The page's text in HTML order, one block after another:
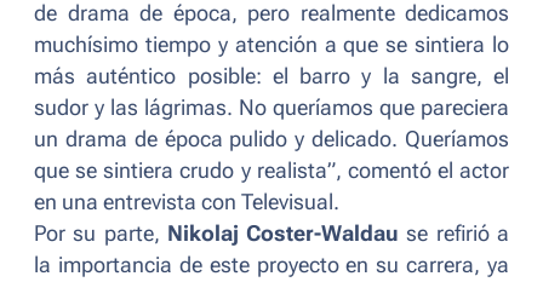
de drama de época, pero realmente dedicamos
muchísimo tiempo y atención a que se sintiera lo
más auténtico posible: el barro y la sangre, el
sudor y las lágrimas. No queríamos que pareciera
un drama de época pulido y delicado. Queríamos
que se sintiera crudo y realista”, comentó el actor
en una entrevista con Televisual .
Por su parte, Nikolaj Coster-Waldau se refirió a
la importancia de este proyecto en su carrera, ya